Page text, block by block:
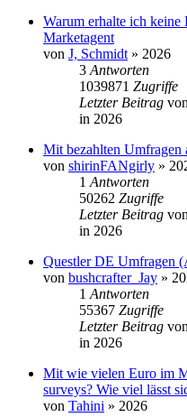
Warum erhalte ich
Marketagent
von J, Schmidt » 2026
3 Antworten
1039871 Zugriffe
Letzter Beitrag von
in 2026
Mit bezahlten Umfragen
von shirinFANgirly »
1 Antworten
50262 Zugriffe
Letzter Beitrag von
in 2026
Questler DE Umfragen
von bushcrafter_Jay »
1 Antworten
55367 Zugriffe
Letzter Beitrag von
in 2026
Mit wie vielen Euro im
surveys? Wie viel lässt
von Tahini » 2026